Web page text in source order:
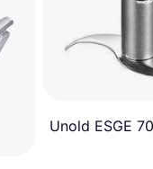
Unold ESGE